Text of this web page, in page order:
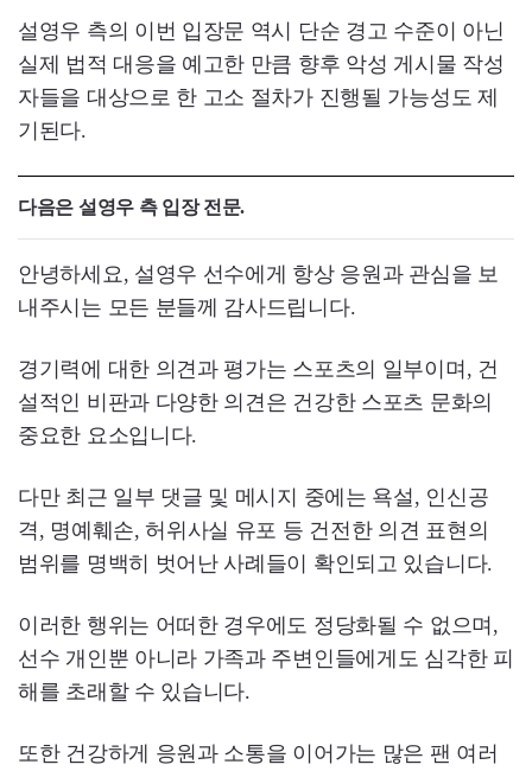
설영우 측의 이번 입장문 역시 단순 경고 수준이 아닌
실제 법적 대응을 예고한 만큼 향후 악성 게시물 작성
자들을 대상으로 한 고소 절차가 진행될 가능성도 제
기된다.
다음은 설영우 측 입장 전문.
안녕하세요, 설영우 선수에게 항상 응원과 관심을 보
내주시는 모든 분들께 감사드립니다.
경기력에 대한 의견과 평가는 스포츠의 일부이며, 건
설적인 비판과 다양한 의견은 건강한 스포츠 문화의
중요한 요소입니다.
다만 최근 일부 댓글 및 메시지 중에는 욕설, 인신공
격, 명예훼손, 허위사실 유포 등 건전한 의견 표현의
범위를 명백히 벗어난 사례들이 확인되고 있습니다.
이러한 행위는 어떠한 경우에도 정당화될 수 없으며,
선수 개인뿐 아니라 가족과 주변인들에게도 심각한 피
해를 초래할 수 있습니다.
또한 건강하게 응원과 소통을 이어가는 많은 팬 여러